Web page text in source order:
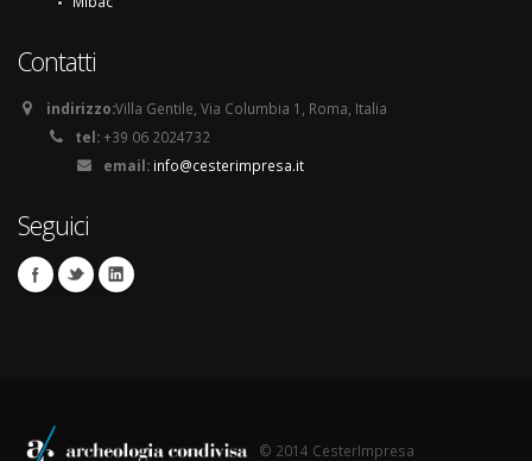
Contatti
indirizzo:Villa Gentile, Via Columbia 1, Roma, Italia
tel:+39 06 2024732
email: info@cesterimpresa.it
Seguici
© 2014 CesterImpresa